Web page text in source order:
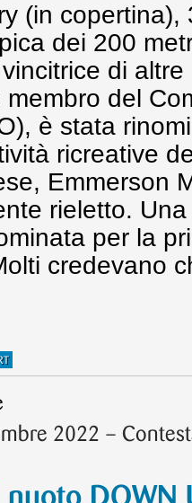
(in copertina),
dei 200
di
del
è stata
ricreative
Emmerson
rieletto.
per la
credevano
2022 –